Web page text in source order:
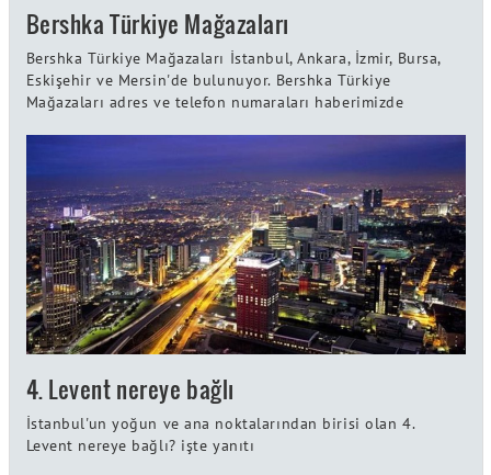
Bershka Türkiye Mağazaları
Bershka Türkiye Mağazaları İstanbul, Ankara, İzmir, Bursa,
Eskişehir ve Mersin'de bulunuyor. Bershka Türkiye
Mağazaları adres ve telefon numaraları haberimizde
4. Levent nereye bağlı
İstanbul'un yoğun ve ana noktalarından birisi olan 4.
Levent nereye bağlı? işte yanıtı